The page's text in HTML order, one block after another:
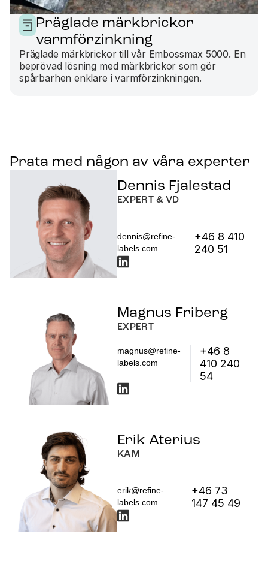
Präglade märkbrickor
varmförzinkning
Präglade märkbrickor till vår Embossmax 5000. En
beprövad lösning med märkbrickor som gör
spårbarhen enklare i varmförzinkningen.
Prata med någon av våra experter
Dennis Fjalestad
EXPERT & VD
dennis@refine-
labels.com
+46 8 410
240 51
Magnus Friberg
EXPERT
magnus@refine-
labels.com
+46 8
410 240
54
Erik Aterius
KAM
erik@refine-
labels.com
+46 73
147 45 49